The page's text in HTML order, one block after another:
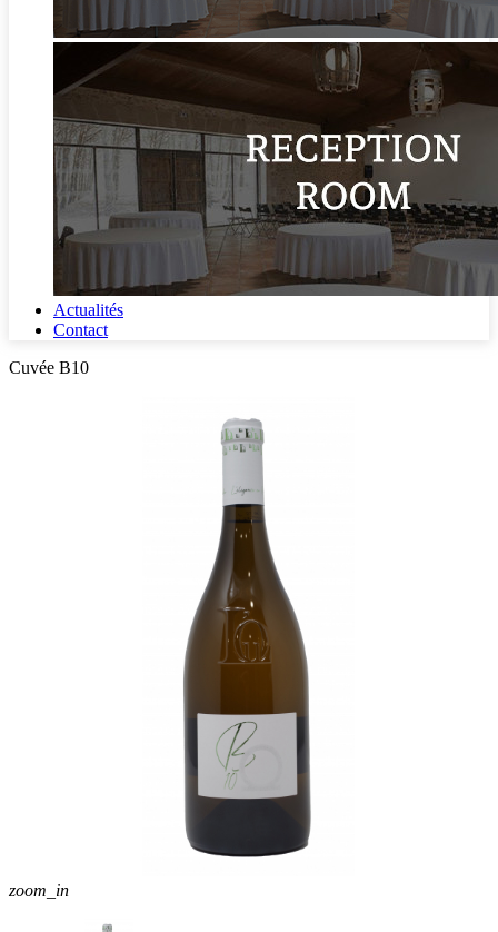
Actualités
Contact
Cuvée B10
zoom_in